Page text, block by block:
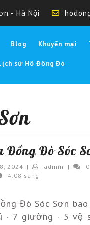
- Hà Nội
Blog Khuyến mại
sử Hồ Đồng Đò
Đồng Đò Sóc
2024 20
Tháng
| admin admin
|
0
4:08 sáng
Đò Sóc Sơn
· 7 giường · 5 vệ